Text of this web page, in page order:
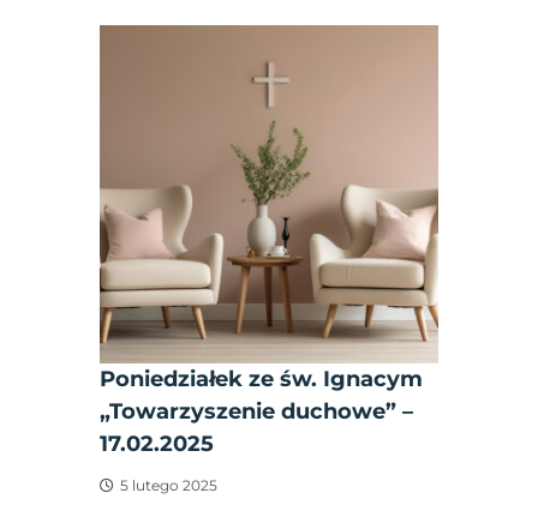
Poniedziałek ze św. Ignacym
„Towarzyszenie duchowe” –
17.02.2025
5 lutego 2025